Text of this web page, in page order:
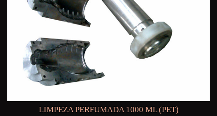
LIMPEZA PERFUMADA 1000 ML (PET)